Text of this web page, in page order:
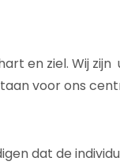
en ziel. Wij
voor ons
dat de